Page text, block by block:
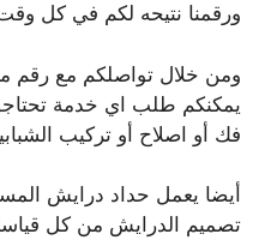
ورقمنا نتيحه لكم في كل
ومن خلال تواصلكم مع رقم
يمكنكم طلب اي خدمة
فك أو اصلاح أو تركيب
أيضا يعمل حداد درايش
تصميم الدرايش من كل